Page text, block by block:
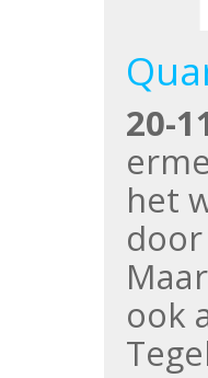
20-
het
ook